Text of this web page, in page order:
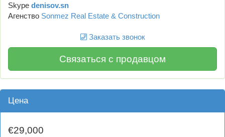
Skype denisov.sn
Агенство Sonmez Real Estate & Construction
Заказать звонок
Связаться с продавцом
Цена
€29,000